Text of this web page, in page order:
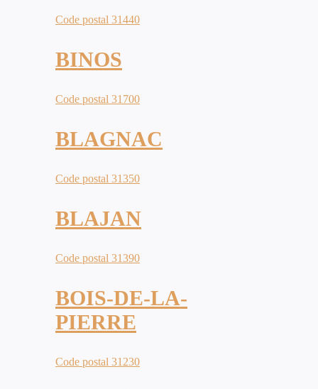
Code postal 31440
BINOS
Code postal 31700
BLAGNAC
Code postal 31350
BLAJAN
Code postal 31390
BOIS-DE-LA-
PIERRE
Code postal 31230